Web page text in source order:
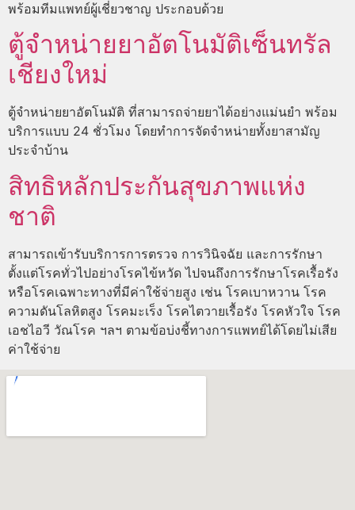
พร้อมทีมแพทย์ผู้เชี่ยวชาญ ประกอบด้วย
ตู้จำหน่ายยาอัตโนมัติเซ็นทรัล
เชียงใหม่
ตู้จำหน่ายยาอัตโนมัติ ที่สามารถจ่ายยาได้อย่างแม่นยำ พร้อม
บริการแบบ 24 ชั่วโมง โดยทำการจัดจำหน่ายทั้งยาสามัญ
ประจำบ้าน
สิทธิหลักประกันสุขภาพแห่ง
ชาติ
สามารถเข้ารับบริการการตรวจ การวินิจฉัย และการรักษา
ตั้งแต่โรคทั่วไปอย่างโรคไข้หวัด ไปจนถึงการรักษาโรคเรื้อรัง
หรือโรคเฉพาะทางที่มีค่าใช้จ่ายสูง เช่น โรคเบาหวาน โรค
ความดันโลหิตสูง โรคมะเร็ง โรคไตวายเรื้อรัง โรคหัวใจ โรค
เอชไอวี วัณโรค ฯลฯ ตามข้อบ่งชี้ทางการแพทย์ได้โดยไม่เสีย
ค่าใช้จ่าย